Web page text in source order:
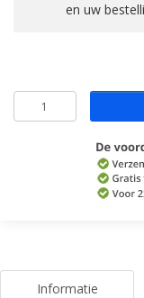
en uw
Informatie